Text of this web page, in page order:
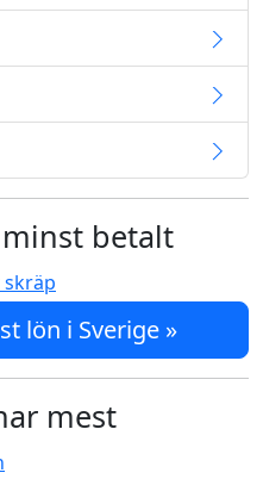
betalt
lön i Sverige »
mest